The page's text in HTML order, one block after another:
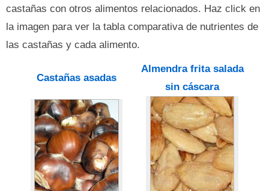
castañas con otros alimentos relacionados. Haz click en
la imagen para ver la tabla comparativa de nutrientes de
las castañas y cada alimento.
Castañas asadas
Almendra frita salada
sin cáscara